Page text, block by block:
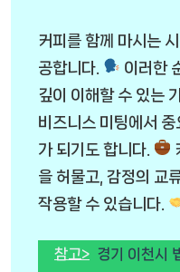
커피를 함께 마시는
공합니다.
이러한
깊이 이해할 수 있는
비즈니스 미팅에서
가 되기도 합니다.
을 허물고, 감정의 교
작용할 수 있습니다.
참고> 경기 이천시